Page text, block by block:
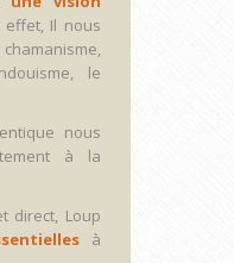
effet, Il nous
le
nous
à la
direct, Loup
à